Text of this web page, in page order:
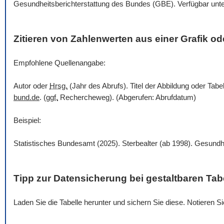
Gesundheitsberichterstattung des Bundes (GBE). Verfügbar
Zitieren von Zahlenwerten aus einer Grafik
Empfohlene Quellenangabe:
Autor oder Hrsg. (Jahr des Abrufs). Titel der Abbildung oder
bund.de. (ggf. Rechercheweg). (Abgerufen: Abrufdatum)
Beispiel:
Statistisches Bundesamt (2025). Sterbealter (ab 1998).
Tipp zur Datensicherung bei gestaltbaren
Laden Sie die Tabelle herunter und sichern Sie diese. Notieren